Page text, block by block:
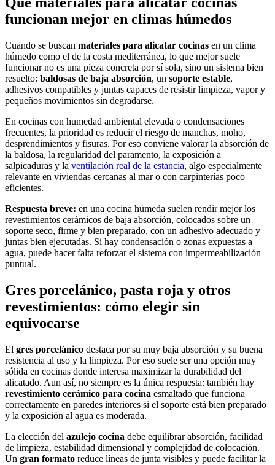
funcionan mejor en climas húmedos
Cuando se buscan materiales para alicatar cocinas en un clima
húmedo como el de la costa mediterránea, lo que mejor suele
funcionar no es una pieza concreta por sí sola, sino un sistema bien
resuelto: baldosas de baja absorción, un soporte estable,
adhesivos compatibles y juntas capaces de resistir limpieza, vapor y
pequeños movimientos sin degradarse.
En cocinas con humedad ambiental elevada o condensaciones
frecuentes, la prioridad es reducir el riesgo de manchas, moho,
desprendimientos y fisuras. Por eso conviene valorar la absorción de
la baldosa, la regularidad del paramento, la exposición a
salpicaduras y la ventilación real de la estancia, algo especialmente
relevante en viviendas cercanas al mar o con carpinterías poco
eficientes.
Respuesta breve: en una cocina húmeda suelen rendir mejor los
revestimientos cerámicos de baja absorción, colocados sobre un
soporte seco, firme y bien preparado, con un adhesivo adecuado y
juntas bien ejecutadas. Si hay condensación o zonas expuestas a
agua, puede hacer falta reforzar el sistema con impermeabilización
puntual.
Gres porcelánico, pasta roja y otros
revestimientos: cómo elegir sin
equivocarse
El gres porcelánico destaca por su muy baja absorción y su buena
resistencia al uso y la limpieza. Por eso suele ser una opción muy
sólida en cocinas donde interesa maximizar la durabilidad del
alicatado. Aun así, no siempre es la única respuesta: también hay
revestimiento cerámico para cocina esmaltado que funciona
correctamente en paredes interiores si el soporte está bien preparado
y la exposición al agua es moderada.
La elección del azulejo cocina debe equilibrar absorción, facilidad
de limpieza, estabilidad dimensional y complejidad de colocación.
Un gran formato reduce líneas de junta visibles y puede facilitar la